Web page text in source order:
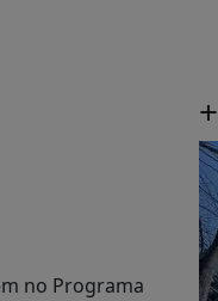
no Programa